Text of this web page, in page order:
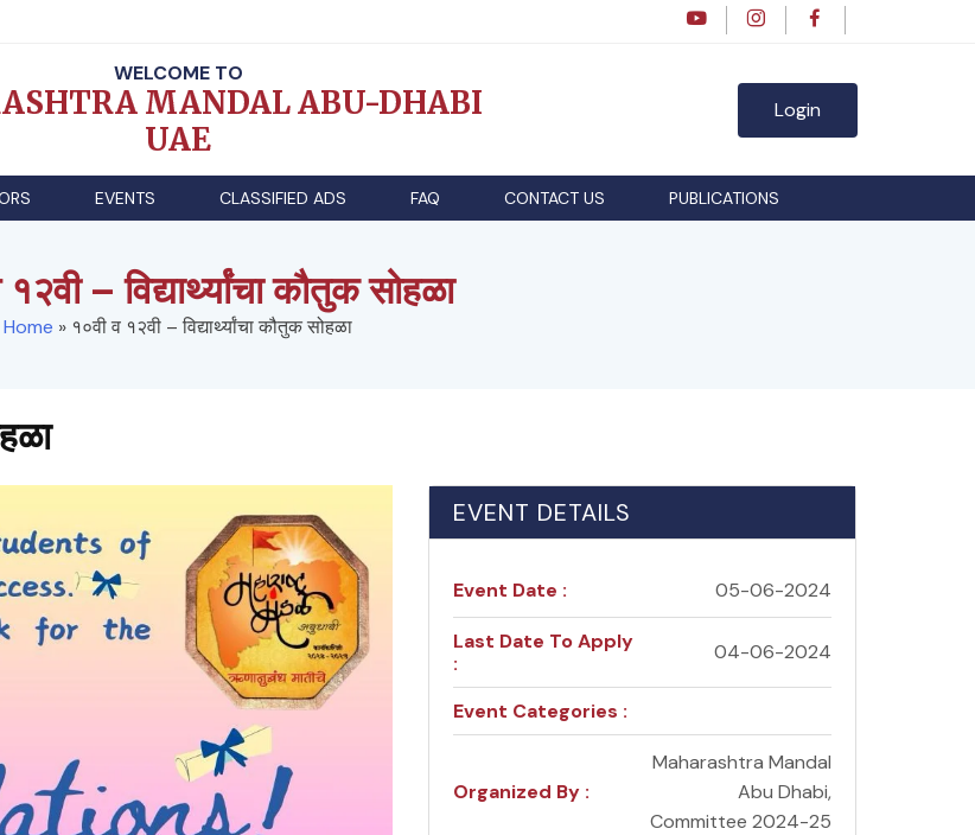
WELCOME TO
MANDAL ABU-DHABI
UAE
Login
EVENTS CLASSIFIED ADS FAQ CONTACT US PUBLICATIONS
– विद्यार्थ्यांचा कौतुक सोहळा
Home » १०वी व १२वी – विद्यार्थ्यांचा कौतुक सोहळा
EVENT DETAILS
Event Date : 05-06-2024
Last Date To Apply
:
04-06-2024
Event Categories :
Organized By :
Maharashtra Mandal
Abu Dhabi,
Committee 2024-25